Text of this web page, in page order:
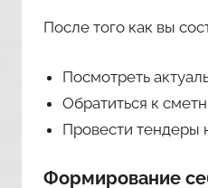
После того как вы
Посмотреть
Обратиться к
Провести тендеры
Формирование